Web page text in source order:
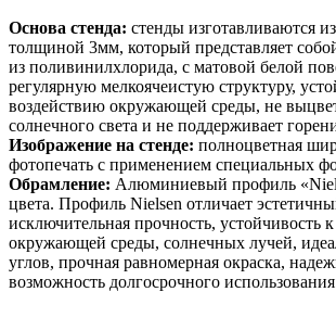
Основа стенда: стенды изготавливаются
толщиной 3мм, который представляет
из поливинилхлорида, с матовой белой
регулярную мелкоячеистую структуру,
воздействию окружающей среды, не
солнечного света и не поддерживает
Изображение на стенде: полноцветная
фотопечать с применением специальных
Обрамление: Алюминиевый профиль
цвета. Профиль Nielsen отличает
исключительная прочность, устойчивость
окружающей среды, солнечных лучей,
углов, прочная равномерная окраска,
возможность долгосрочного